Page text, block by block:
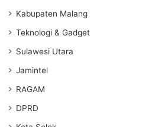
Kabupaten Malang
Teknologi & Gadget
Sulawesi Utara
Jamintel
RAGAM
DPRD